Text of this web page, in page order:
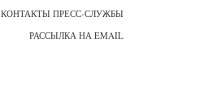
КОНТАКТЫ ПРЕСС-СЛУЖБЫ
РАССЫЛКА НА EMAIL